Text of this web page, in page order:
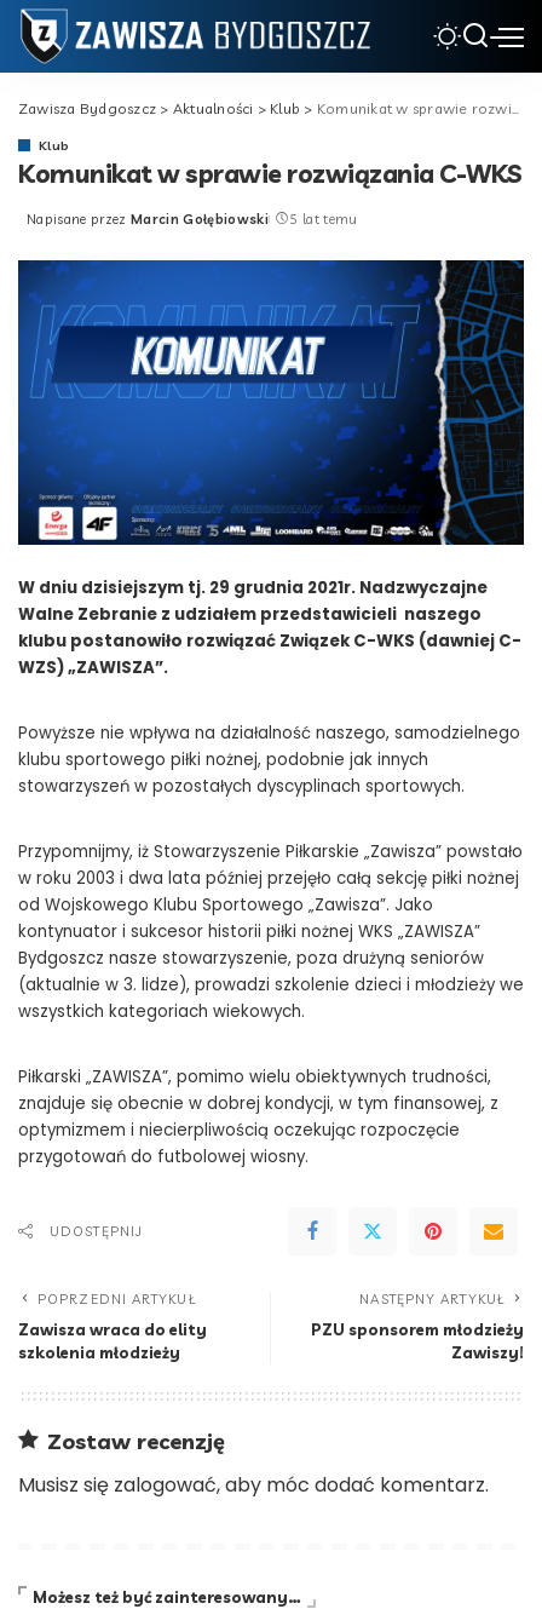
Zawisza Bydgoszcz > Aktualności > Klub > Komunikat w sprawie rozwiązania C-WKS
Klub
Komunikat w sprawie rozwiązania C-WKS
Posted
Napisane przez Marcin Gołębiowski 5 lat temu
W dniu dzisiejszym tj. 29 grudnia 2021r. Nadzwyczajne
Walne Zebranie z udziałem przedstawicieli naszego
klubu postanowiło rozwiązać Związek C-WKS (dawniej C-
WZS) „ZAWISZA”.
Powyższe nie wpływa na działalność naszego, samodzielnego
klubu sportowego piłki nożnej, podobnie jak innych
stowarzyszeń w pozostałych dyscyplinach sportowych.
Przypomnijmy, iż Stowarzyszenie Piłkarskie „Zawisza” powstało
w roku 2003 i dwa lata później przejęło całą sekcję piłki nożnej
od Wojskowego Klubu Sportowego „Zawisza”. Jako
kontynuator i sukcesor historii piłki nożnej WKS „ZAWISZA”
Bydgoszcz nasze stowarzyszenie, poza drużyną seniorów
(aktualnie w 3. lidze), prowadzi szkolenie dzieci i młodzieży we
wszystkich kategoriach wiekowych.
Piłkarski „ZAWISZA”, pomimo wielu obiektywnych trudności,
znajduje się obecnie w dobrej kondycji, w tym finansowej, z
optymizmem i niecierpliwością oczekując rozpoczęcie
przygotowań do futbolowej wiosny.
UDOSTĘPNIJ
POPRZEDNI ARTYKUŁ
Zawisza wraca do elity
szkolenia młodzieży
NASTĘPNY ARTYKUŁ
PZU sponsorem młodzieży
Zawiszy!
Zostaw recenzję
Musisz się zalogować, aby móc dodać komentarz.
Możesz też być zainteresowany…